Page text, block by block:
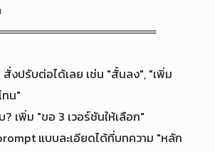
งปรับต่อได้เลย เช่น "สั้นลง", "เพิ่ม
ทน"
เพิ่ม "ขอ 3 เวอร์ชันให้เลือก"
แบบละเอียดได้ที่บทความ "หลัก